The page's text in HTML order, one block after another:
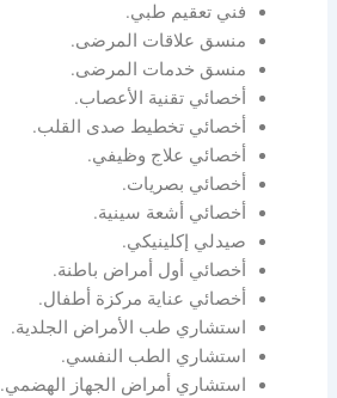
فني تعقيم طبي.
منسق علاقات المرضى.
منسق خدمات المرضى.
أخصائي تقنية الأعصاب.
أخصائي تخطيط صدى القلب.
أخصائي علاج وظيفي.
أخصائي بصريات.
أخصائي أشعة سينية.
صيدلي إكلينيكي.
أخصائي أول أمراض باطنة.
أخصائي عناية مركزة أطفال.
استشاري طب الأمراض الجلدية.
استشاري الطب النفسي.
استشاري أمراض الجهاز الهضمي.